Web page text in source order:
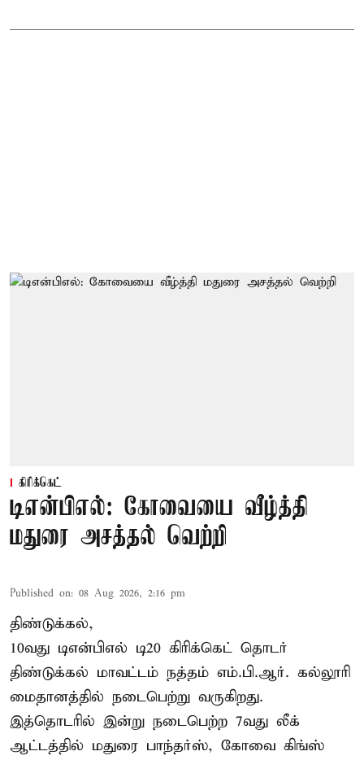
கிரிக்கெட்
டிஎன்பிஎல்: கோவையை வீழ்த்தி
மதுரை அசத்தல் வெற்றி
Published on: 08 Aug 2026, 2:16 pm
திண்டுக்கல்,
10வது டிஎன்பிஎல் டி20 கிரிக்கெட் தொடர்
திண்டுக்கல் மாவட்டம் நத்தம் எம்.பி.ஆர். கல்லூரி
மைதானத்தில் நடைபெற்று வருகிறது.
இத்தொடரில் இன்று நடைபெற்ற 7வது லீக்
ஆட்டத்தில் மதுரை பாந்தர்ஸ், கோவை கிங்ஸ்